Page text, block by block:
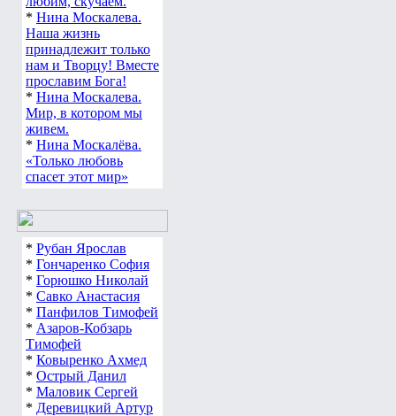
* Нина Москалева.
Наша жизнь
принадлежит только
нам и Творцу! Вместе
прославим Бога!
* Нина Москалева.
Мир, в котором мы
живем.
* Нина Москалёва.
«Только любовь
спасет этот мир»
* Рубан Ярослав
* Гончаренко София
* Горюшко Николай
* Савко Анастасия
* Панфилов Тимофей
* Азаров-Кобзарь
Тимофей
* Ковыренко Ахмед
* Острый Данил
* Маловик Сергей
* Деревицкий Артур